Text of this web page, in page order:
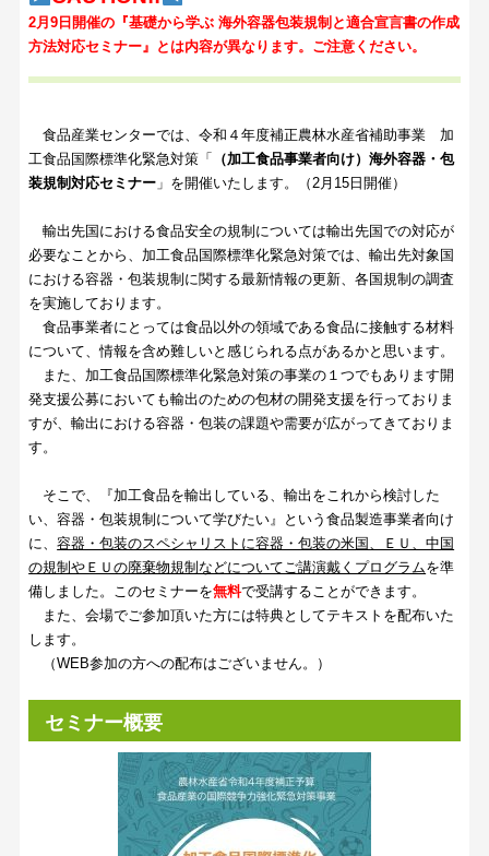
2月9日開催の『基礎から学ぶ 海外容器包装規制と適合宣言書の作成
方法対応セミナー』とは内容が異なります。ご注意ください。
食品産業センターでは、令和４年度補正農林水産省補助事業 加
工食品国際標準化緊急対策「
（加工食品事業者向け）海外容器・包
装規制対応セミナー 」を開催いたします。（2月15日開催）
輸出先国における食品安全の規制については輸出先国での対応が
必要なことから、加工食品国際標準化緊急対策では、輸出先対象国
における容器・包装規制に関する最新情報の更新、各国規制の調査
を実施しております。
食品事業者にとっては食品以外の領域である食品に接触する材料
について、情報を含め難しいと感じられる点があるかと思います。
また、加工食品国際標準化緊急対策の事業の１つでもあります開
発支援公募においても輸出のための包材の開発支援を行っておりま
すが、輸出における容器・包装の課題や需要が広がってきておりま
す。
そこで、『加工食品を輸出している、輸出をこれから検討した
い、容器・包装規制について学びたい』という食品製造事業者向け
に、容器・包装のスペシャリストに容器・包装の米国、ＥＵ、中国
の規制やＥＵの廃棄物規制などについてご講演戴くプログラムを準
備しました。このセミナーを無料で受講することができます。
また、会場でご参加頂いた方には特典としてテキストを配布いた
します。
（WEB参加の方への配布はございません。）
セミナー概要